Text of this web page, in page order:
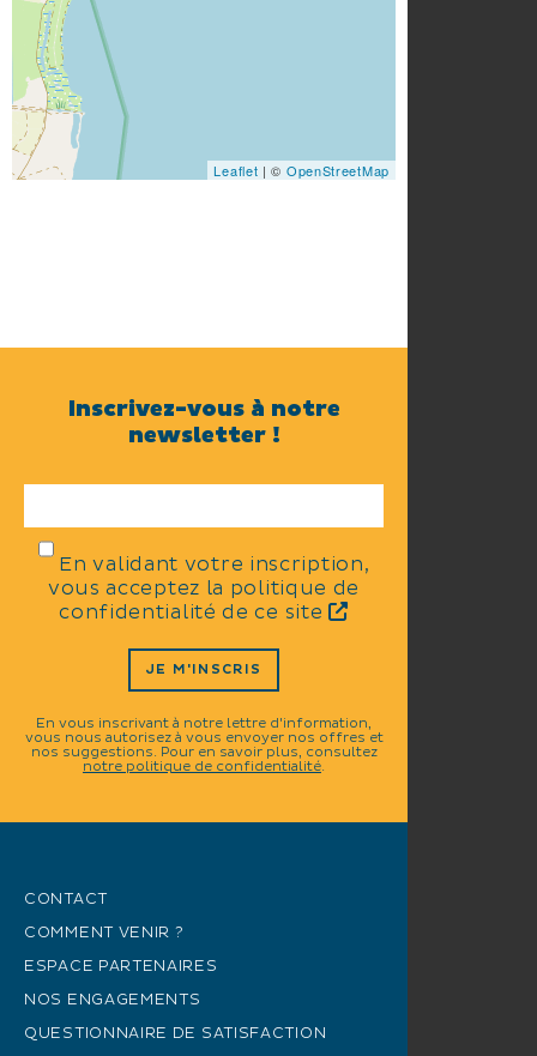
Leaflet | © OpenStreetMap
Inscrivez-vous à notre
newsletter !
En validant votre inscription,
vous acceptez la politique de
confidentialité de ce site
JE M'INSCRIS
En vous inscrivant à notre lettre d'information,
vous nous autorisez à vous envoyer nos offres et
nos suggestions. Pour en savoir plus, consultez
notre politique de confidentialité.
CONTACT
COMMENT VENIR ?
ESPACE PARTENAIRES
NOS ENGAGEMENTS
QUESTIONNAIRE DE SATISFACTION